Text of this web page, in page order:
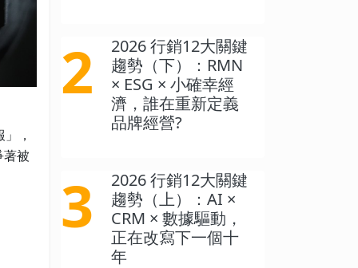
，
著被
2
2026 行銷12大關鍵
趨勢（下）：RMN
× ESG × 小確幸經
濟，誰在重新定義
品牌經營?
3
2026 行銷12大關鍵
趨勢（上）：AI ×
CRM × 數據驅動，
正在改寫下一個十
年